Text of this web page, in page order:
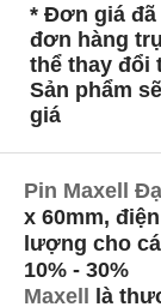
* Đơn giá đã
đơn hàng
thể thay đổi
Sản phẩm
giá
Pin Maxell
x 60mm,
lượng cho
10% - 30%
Maxell là